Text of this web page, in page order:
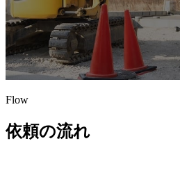
Flow
依頼の流れ